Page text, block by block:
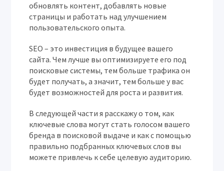
обновлять контент, добавлять новые
страницы и работать над улучшением
пользовательского опыта.
SEO – это инвестиция в будущее вашего
сайта. Чем лучше вы оптимизируете его под
поисковые системы, тем больше трафика он
будет получать, а значит, тем больше у вас
будет возможностей для роста и развития.
В следующей части я расскажу о том, как
ключевые слова могут стать голосом вашего
бренда в поисковой выдаче и как с помощью
правильно подбранных ключевых слов вы
можете привлечь к себе целевую аудиторию.